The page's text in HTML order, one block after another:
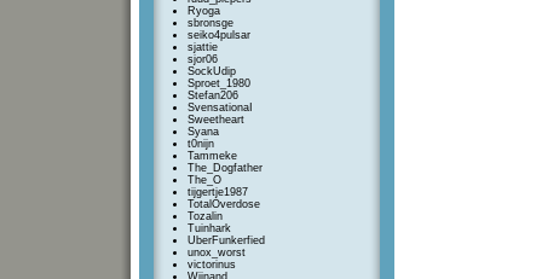
Ryoga
sbronsge
seiko4pulsar
sjattie
sjor06
SockUdip
Sproet_1980
Stefan206
SvensationaI
Sweetheart
Syana
t0nijn
Tammeke
The_Dogfather
The_O
tijgertje1987
TotalOverdose
Tozalin
Tuinhark
UberFunkerfied
unox_worst
victorinus
Wijnand